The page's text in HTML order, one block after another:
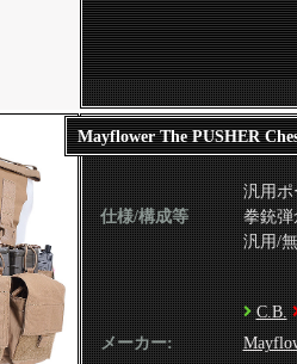
Mayflower The PUSHER
仕様/構成等
汎用ポ
拳銃弾
汎用/
C.B.
メーカー: